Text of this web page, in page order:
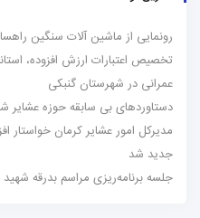
رونمایی از ماشین آلات سنگین
تخصیص اعتبارات ارزش افزوده،
عمرانی در شهرستان گنبکی
دستاوردهای بی سابقه حوزه عشایر
مدیرکل امور عشایر کرمان خواستار
جدید شد
جلسه برنامه‌ریزی مراسم بدرقه شهید